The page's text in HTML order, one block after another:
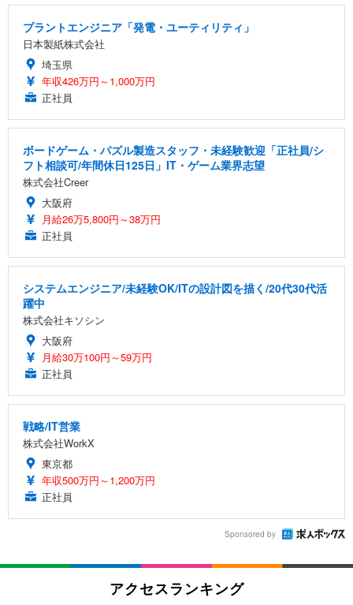
プラントエンジニア「発電・ユーティリティ」
日本製紙株式会社
埼玉県
年収426万円～1,000万円
正社員
ボードゲーム・パズル製造スタッフ・未経験歓迎「正社員/シ
フト相談可/年間休日125日」IT・ゲーム業界志望
株式会社Creer
大阪府
月給26万5,800円～38万円
正社員
システムエンジニア/未経験OK/ITの設計図を描く/20代30代活
躍中
株式会社キソシン
大阪府
月給30万100円～59万円
正社員
戦略/IT営業
株式会社WorkX
東京都
年収500万円～1,200万円
正社員
Sponsored by
アクセスランキング